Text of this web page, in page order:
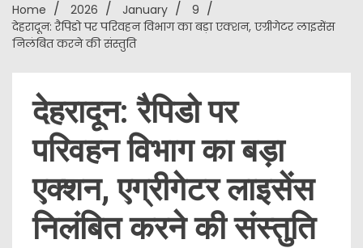
Home 2026 January
9
देहरादून: रैपिडो पर परिवहन विभाग का बड़ा एक्शन, एग्रीगेटर लाइसेंस
निलंबित करने की संस्तुति
देहरादून: रैपिडो पर
परिवहन विभाग का बड़ा
एक्शन, एग्रीगेटर लाइसेंस
निलंबित करने की संस्तुति